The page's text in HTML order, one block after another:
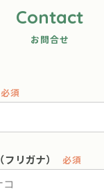
Contact
お問合せ
必須
リガナ） 必須